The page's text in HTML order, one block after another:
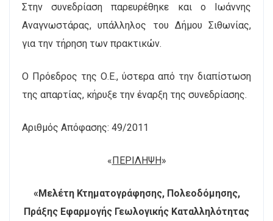
Στην συνεδρίαση παρευρέθηκε και ο Ιωάννης
Αναγνωστάρας, υπάλληλος του Δήμου Σιθωνίας,
για την τήρηση των πρακτικών.
Ο Πρόεδρος της Ο.Ε., ύστερα από την διαπίστωση
της απαρτίας, κήρυξε την έναρξη της συνεδρίασης.
Αριθμός Απόφασης: 49/2011
«ΠΕΡΙΛΗΨΗ»
«Μελέτη Κτηματογράφησης, Πολεοδόμησης,
Πράξης Εφαρμογής Γεωλογικής Καταλληλότητας